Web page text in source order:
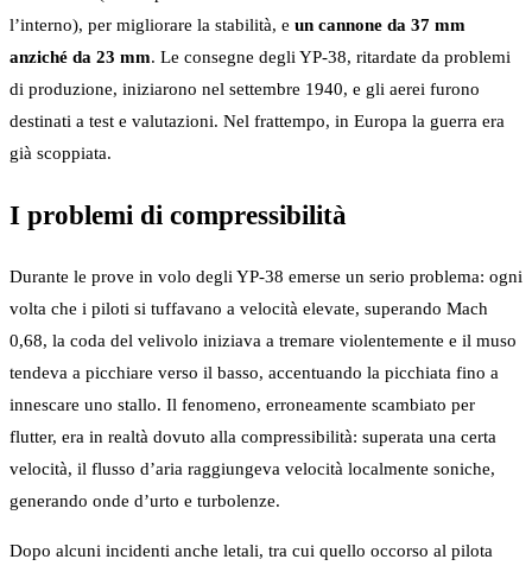
l’interno), per migliorare la stabilità, e un cannone da 37 mm
anziché da 23 mm. Le consegne degli YP-38, ritardate da problemi
di produzione, iniziarono nel settembre 1940, e gli aerei furono
destinati a test e valutazioni. Nel frattempo, in Europa la guerra era
già scoppiata.
I problemi di compressibilità
Durante le prove in volo degli YP-38 emerse un serio problema: ogni
volta che i piloti si tuffavano a velocità elevate, superando Mach
0,68, la coda del velivolo iniziava a tremare violentemente e il muso
tendeva a picchiare verso il basso, accentuando la picchiata fino a
innescare uno stallo. Il fenomeno, erroneamente scambiato per
flutter, era in realtà dovuto alla compressibilità: superata una certa
velocità, il flusso d’aria raggiungeva velocità localmente soniche,
generando onde d’urto e turbolenze.
Dopo alcuni incidenti anche letali, tra cui quello occorso al pilota